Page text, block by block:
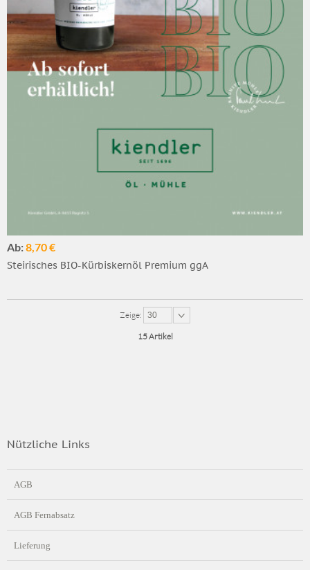
Ab:8,70 €
Steirisches BIO-Kürbiskernöl Premium ggA
Zeige: 30
15 Artikel
Nützliche Links
AGB
AGB Fernabsatz
Lieferung